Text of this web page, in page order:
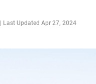
Last Updated Apr 27, 2024